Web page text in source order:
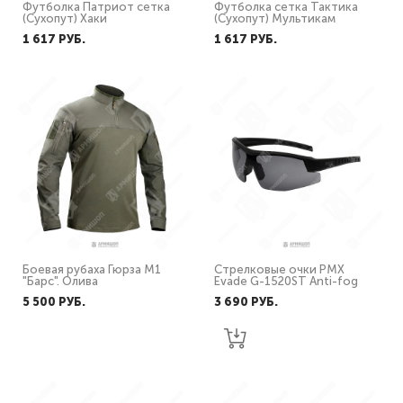
Футболка Патриот сетка
(Сухопут) Хаки
1 617 PУБ.
Футболка сетка Тактика
(Сухопут) Мультикам
1 617 PУБ.
Боевая рубаха Гюрза М1
"Барс". Олива
5 500 PУБ.
Стрелковые очки PMX
Evade G-1520ST Anti-fog
3 690 PУБ.